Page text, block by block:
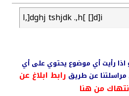
l,]dghj tshjdk .,h[ []d]i
اذا رأيت أي موضوع يحتوي على أي
مراسلتنا عن طريق رابط ابلاغ عن
من هنا